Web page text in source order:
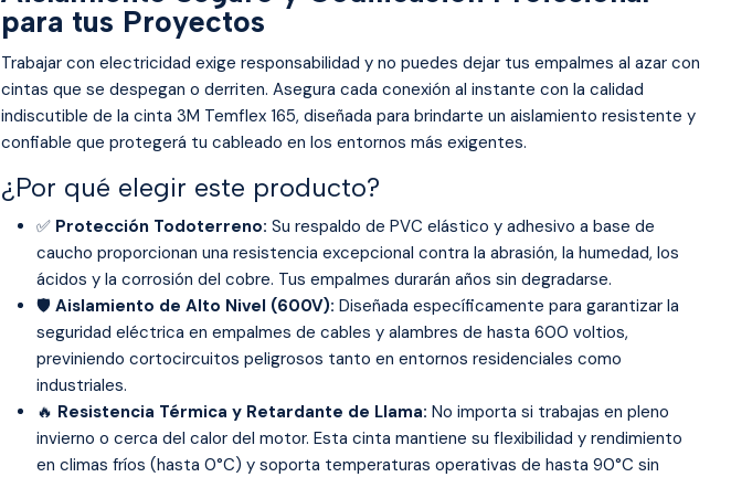
para tus Proyectos
Trabajar con electricidad exige responsabilidad y no puedes dejar tus empalmes al azar con
cintas que se despegan o derriten. Asegura cada conexión al instante con la calidad
indiscutible de la cinta 3M Temflex 165, diseñada para brindarte un aislamiento resistente y
confiable que protegerá tu cableado en los entornos más exigentes.
¿Por qué elegir este producto?
✅ Protección Todoterreno: Su respaldo de PVC elástico y adhesivo a base de
caucho proporcionan una resistencia excepcional contra la abrasión, la humedad, los
ácidos y la corrosión del cobre. Tus empalmes durarán años sin degradarse.
🛡️Aislamiento de Alto Nivel (600V): Diseñada específicamente para garantizar la
seguridad eléctrica en empalmes de cables y alambres de hasta 600 voltios,
previniendo cortocircuitos peligrosos tanto en entornos residenciales como
industriales.
🔥 Resistencia Térmica y Retardante de Llama: No importa si trabajas en pleno
invierno o cerca del calor del motor. Esta cinta mantiene su flexibilidad y rendimiento
en climas fríos (hasta 0°C) y soporta temperaturas operativas de hasta 90°C sin